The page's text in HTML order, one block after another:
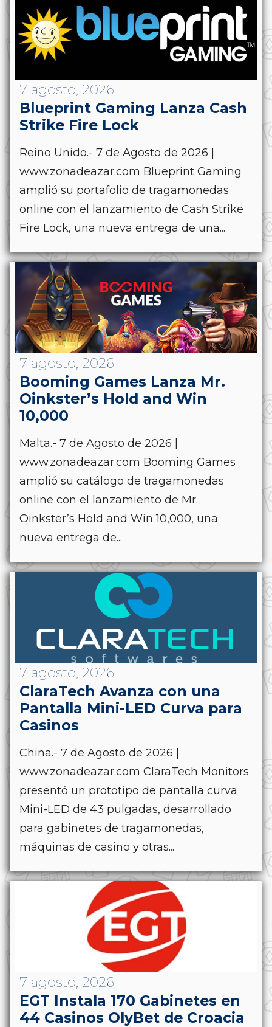
7 agosto, 2026
Blueprint Gaming Lanza Cash
Strike Fire Lock
Reino Unido.- 7 de Agosto de 2026 |
www.zonadeazar.com Blueprint Gaming
amplió su portafolio de tragamonedas
online con el lanzamiento de Cash Strike
Fire Lock, una nueva entrega de una...
7 agosto, 2026
Booming Games Lanza Mr.
Oinkster’s Hold and Win
10,000
Malta.- 7 de Agosto de 2026 |
www.zonadeazar.com Booming Games
amplió su catálogo de tragamonedas
online con el lanzamiento de Mr.
Oinkster’s Hold and Win 10,000, una
nueva entrega de...
7 agosto, 2026
ClaraTech Avanza con una
Pantalla Mini-LED Curva para
Casinos
China.- 7 de Agosto de 2026 |
www.zonadeazar.com ClaraTech Monitors
presentó un prototipo de pantalla curva
Mini-LED de 43 pulgadas, desarrollado
para gabinetes de tragamonedas,
máquinas de casino y otras...
7 agosto, 2026
EGT Instala 170 Gabinetes en
44 Casinos OlyBet de Croacia